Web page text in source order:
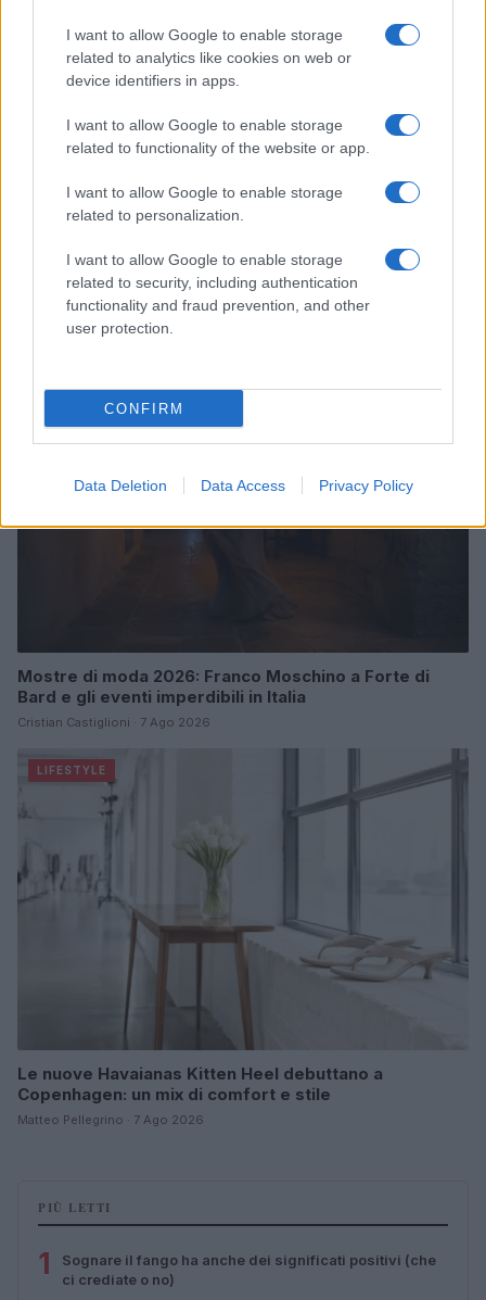
I want to allow Google to enable storage
related to analytics like cookies on web or
device identifiers in apps.
I want to allow Google to enable storage
related to functionality of the website or app.
I want to allow Google to enable storage
related to personalization.
I want to allow Google to enable storage
related to security, including authentication
functionality and fraud prevention, and other
user protection.
CONFIRM
Data Deletion Data Access Privacy Policy
Italia, cultura e soft power: come valorizzare il nostro
patrimonio
Camilla Fiore · 7 Ago 2026
Mostre di moda 2026: Franco Moschino a Forte di
Bard e gli eventi imperdibili in Italia
Cristian Castiglioni · 7 Ago 2026
LIFESTYLE
Le nuove Havaianas Kitten Heel debuttano a
Copenhagen: un mix di comfort e stile
Matteo Pellegrino · 7 Ago 2026
PIÙ LETTI
1
Sognare il fango ha anche dei significati positivi (che
ci crediate o no)